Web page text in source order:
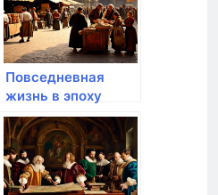
Повседневная
жизнь в эпоху
Возрождения